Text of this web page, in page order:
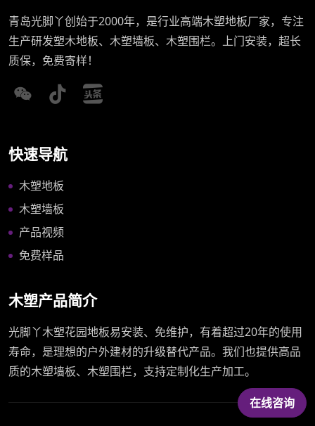
青岛光脚丫创始于2000年，是行业高端木塑地板厂家，专注
生产研发塑木地板、木塑墙板、木塑围栏。上门安装，超长
质保，免费寄样！
快速导航
木塑地板
木塑墙板
产品视频
免费样品
木塑产品简介
光脚丫木塑花园地板易安装、免维护，有着超过20年的使用
寿命，是理想的户外建材的升级替代产品。我们也提供高品
质的木塑墙板、木塑围栏，支持定制化生产加工。
在线咨询